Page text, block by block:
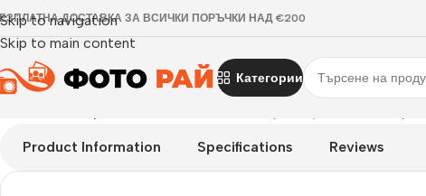
Skip to navigation
Skip to main content
ДОСТАВКА ЗА ВСИЧКИ ПОРЪЧКИ НАД €200
Категории
Product Information Specifications Reviews